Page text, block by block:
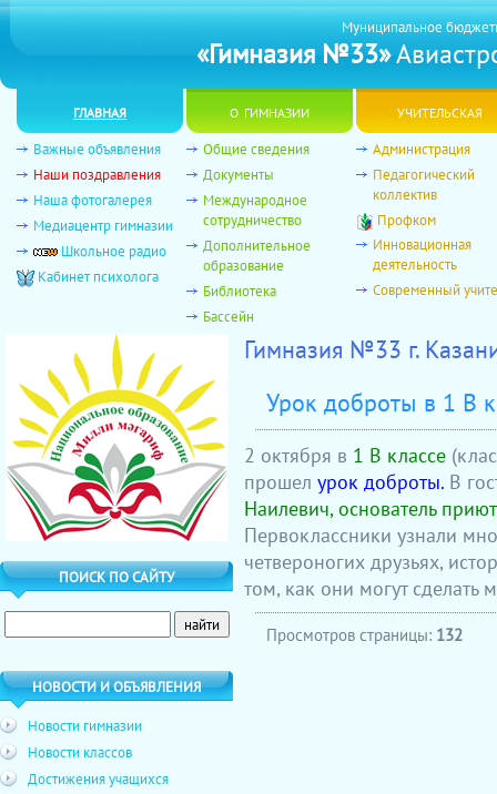
Муниципальное
«Гимназия №33»
главная о гимназии учительская
Важные объявления
Наши поздравления
Наша фотогалерея
Медиацентр гимназии
Школьное радио
Кабинет психолога
Общие сведения
Документы
Международное
сотрудничество
Дополнительное
образование
Библиотека
Бассейн
Администрация
Педагогический
коллектив
Профком
Инновационная
деятельность
Современный
ПОИСК ПО САЙТУ
НОВОСТИ И ОБЪЯВЛЕНИЯ
Новости гимназии
Новости классов
Достижения учащихся
Гимназия №33 г.
Урок доброты в 1 В
2 октября в 1 В классе
прошел урок доброты. В
Наилевич, основатель
Первоклассники узнали
четвероногих друзьях,
том, как они могут
Просмотров страницы: 132